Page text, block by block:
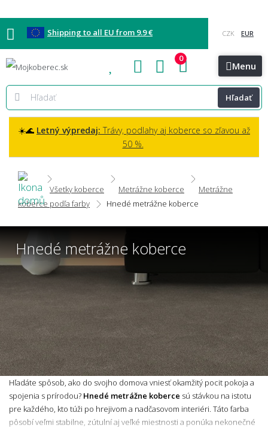
Shipping to all EU from 9.9 €
Blog Kontakt Menu
Hľadať
0
☀️🌊 Letný výpredaj: Trávy, podlahy aj koberce so zľavou až
50 %.
Všetky koberce Metrážne koberce
Metrážne
koberce podľa farby
Hnedé metrážne koberce
Hnedé metrážne koberce
Hľadáte spôsob, ako do svojho domova vniesť okamžitý pocit pokoja a
spojenia s prírodou? Hnedé metrážne koberce sú stávkou na istotu
pre každého, kto túži po hrejivom a nadčasovom interiéri. Táto farba
pôsobí veľmi stabilne, zútulní aj veľké miestnosti a ponúka nekonečné